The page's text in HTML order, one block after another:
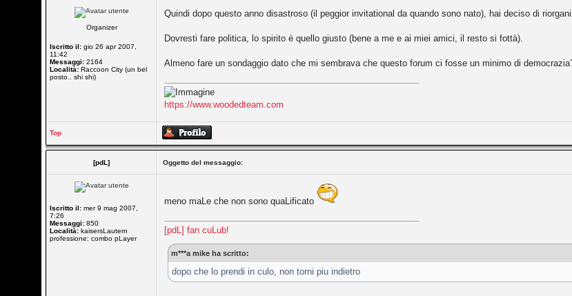
Organizer
Iscritto il: gio 26 apr 2007,
11:42
Messaggi: 2164
Località: Raccoon City (un bel
posto.. shi shi)
Quindi dopo questo anno disastroso (il peggior invitational da quando sono nato), hai deciso di
Dovresti fare politica, lo spirito è quello giusto (bene a me e ai miei amici, il resto si fottà).
Almeno fare un sondaggio dato che mi sembrava che questo forum ci fosse un minimo di
https://www.woodedteam.com
Top
[pdL] Oggetto del messaggio:
Iscritto il: mer 9 mag 2007,
7:26
Messaggi: 850
Località: kaisersLautern
professione: combo pLayer
meno maLe che non sono quaLificato
[pdL] fan cuLub!
m***a mike ha scritto:
dopo che lo prendi in culo, non torni piu indietro